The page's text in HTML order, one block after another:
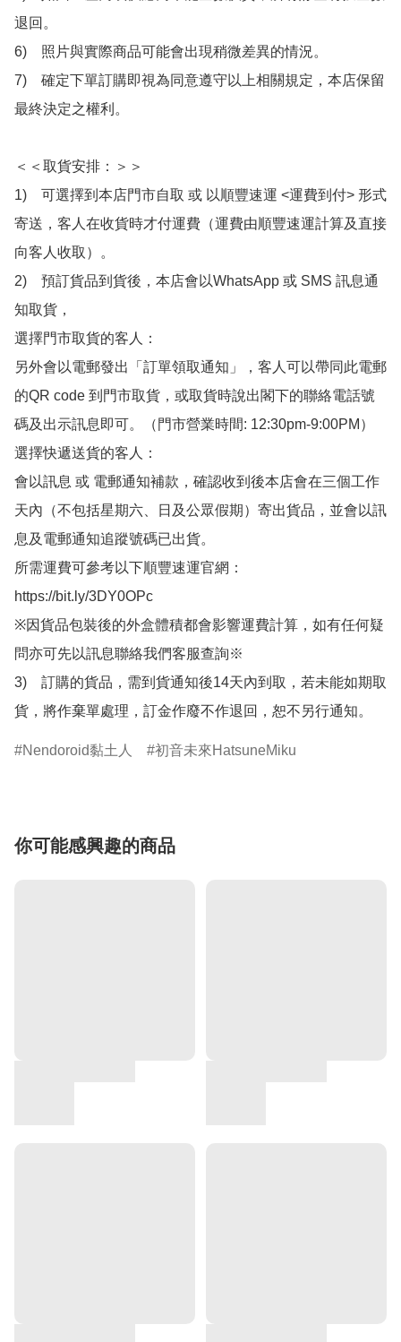
退回。
6)　照片與實際商品可能會出現稍微差異的情況。
7)　確定下單訂購即視為同意遵守以上相關規定，本店保留
最終決定之權利。
＜＜取貨安排：＞＞
1)　可選擇到本店門市自取 或 以順豐速運 <運費到付> 形式
寄送，客人在收貨時才付運費（運費由順豐速運計算及直接
向客人收取）。
2)　預訂貨品到貨後，本店會以WhatsApp 或 SMS 訊息通
知取貨，
選擇門市取貨的客人：
另外會以電郵發出「訂單領取通知」，客人可以帶同此電郵
的QR code 到門市取貨，或取貨時說出閣下的聯絡電話號
碼及出示訊息即可。（門市營業時間: 12:30pm-9:00PM）
選擇快遞送貨的客人：
會以訊息 或 電郵通知補款，確認收到後本店會在三個工作
天內（不包括星期六、日及公眾假期）寄出貨品，並會以訊
息及電郵通知追蹤號碼已出貨。
所需運費可參考以下順豐速運官網：
https://bit.ly/3DY0OPc
※因貨品包裝後的外盒體積都會影響運費計算，如有任何疑
問亦可先以訊息聯絡我們客服查詢※
3)　訂購的貨品，需到貨通知後14天內到取，若未能如期取
貨，將作棄單處理，訂金作廢不作退回，恕不另行通知。
Nendoroid黏土人 初音未來HatsuneMiku
你可能感興趣的商品